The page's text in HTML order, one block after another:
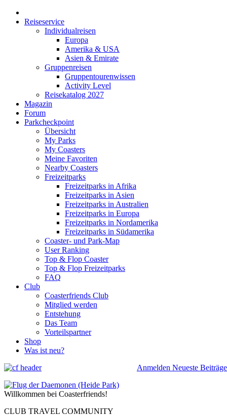
Reiseservice
Individualreisen
Europa
Amerika & USA
Asien & Emirate
Gruppenreisen
Gruppentourenwissen
Activity Level
Reisekatalog 2027
Magazin
Forum
Parkcheckpoint
Übersicht
My Parks
My Coasters
Meine Favoriten
Nearby Coasters
Freizeitparks
Freizeitparks in Afrika
Freizeitparks in Asien
Freizeitparks in Australien
Freizeitparks in Europa
Freizeitparks in Nordamerika
Freizeitparks in Südamerika
Coaster- und Park-Map
User Ranking
Top & Flop Coaster
Top & Flop Freizeitparks
FAQ
Club
Coasterfriends Club
Mitglied werden
Entstehung
Das Team
Vorteilspartner
Shop
Was ist neu?
Anmelden Neueste Beiträge
Willkommen bei Coasterfriends!
CLUB TRAVEL COMMUNITY